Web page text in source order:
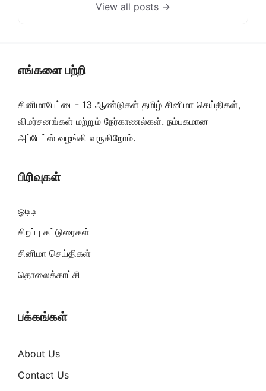
View all posts →
எங்களை பற்றி
சினிமாபேட்டை- 13 ஆண்டுகள் தமிழ் சினிமா செய்திகள்,
விமர்சனங்கள் மற்றும் நேர்காணல்கள். நம்பகமான
அப்டேட்ஸ் வழங்கி வருகிறோம்.
பிரிவுகள்
ஓடிடி
சிறப்பு கட்டுரைகள்
சினிமா செய்திகள்
தொலைக்காட்சி
பக்கங்கள்
About Us
Contact Us